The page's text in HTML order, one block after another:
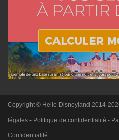
Copyright © Hello Disneyland 2014-
légales - Politique de confidentialité -
Confidentialité